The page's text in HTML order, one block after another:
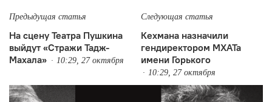
Предыдущая статья
На сцену Театра Пушкина
выйдут «Стражи Тадж-
Махала»
10:29, 27 октября
Следующая статья
Кехмана назначили
гендиректором МХАТа
имени Горького
10:29, 27 октября